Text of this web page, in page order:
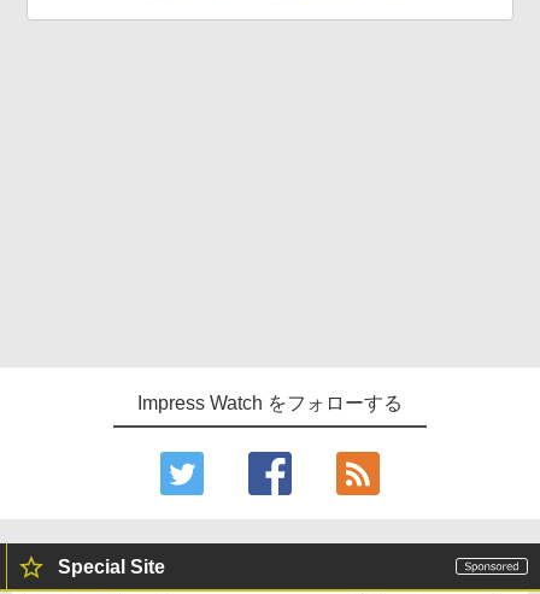
Impress Watch をフォローする
Special Site